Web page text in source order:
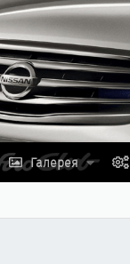
Галерея